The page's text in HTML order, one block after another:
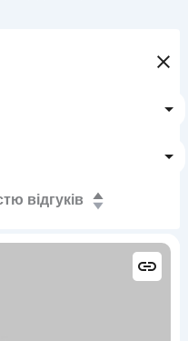
відгуків